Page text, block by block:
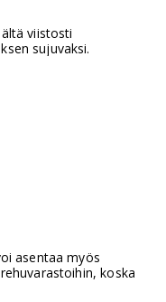
viistosti
sujuvaksi.
asentaa myös
koska